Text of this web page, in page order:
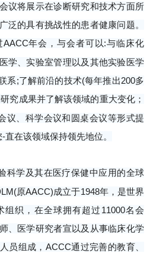
议将展示在诊断研究和技术方面所
泛的具有挑战性的患者健康问题。
年会，与会者可以:与临床化
学、实验室管理以及其他实验医学
系;了解前沿的技术(每年推出200多
究成果并了解该领域的重大变化；
议、科学会议和圆桌会议等形式提
在该领域保持领先地位。
科学及其在医疗保健中应用的全球
原AACC)成立于1948年，是世界
织，在全球拥有超过11000名会
、医学研究者宣以及从事临床化学
员组成，ACCC通过完善的教育、